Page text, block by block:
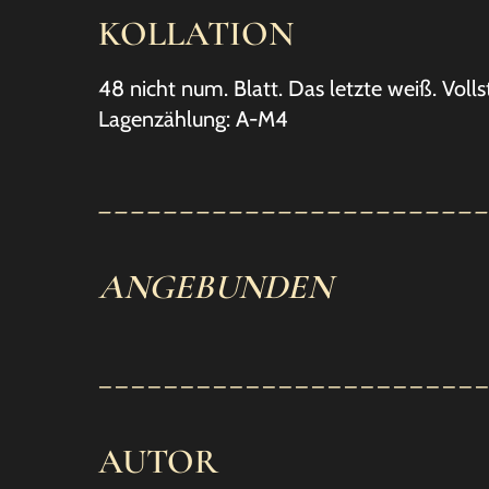
KOLLATION
48 nicht num. Blatt. Das letzte weiß.
Lagenzählung: A-M4
ANGEBUNDEN
AUTOR